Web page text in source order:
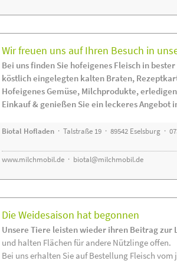
Wir freuen uns auf Ihren Besuch in
Bei uns finden Sie hofeigenes Fleisch in
köstlich eingelegten kalten Braten,
Hofeigenes Gemüse, Milchprodukte,
Einkauf & genießen Sie ein leckeres Angebot
Biotal Hofladen · Talstraße 19 · 89542 Eselsburg ·
www.milchmobil.de · biotal@milchmobil.de
Die Weidesaison hat begonnen
Unsere Tiere leisten wieder ihren Beitrag zur
und halten Flächen für andere Nützlinge offen.
Bei uns erhalten Sie auf Bestellung Fleisch